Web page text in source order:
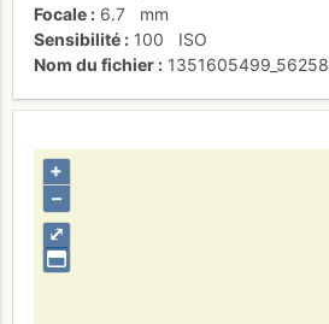
Focale
6.7
mm
Sensibilité
100
ISO
Nom du fichier
⤢
+
–